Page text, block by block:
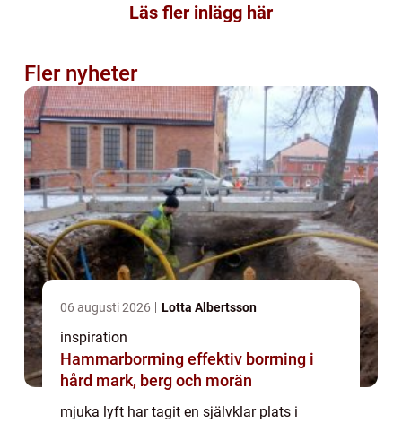
Läs fler inlägg här
Fler nyheter
06 augusti 2026 Lotta Albertsson
inspiration
Hammarborrning effektiv borrning i
hård mark, berg och morän
mjuka lyft har tagit en självklar plats i